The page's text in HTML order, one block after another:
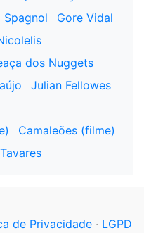
Gore Vidal
dos Nuggets
Julian Fellowes
Camaleões (filme)
de Privacidade· LGPD